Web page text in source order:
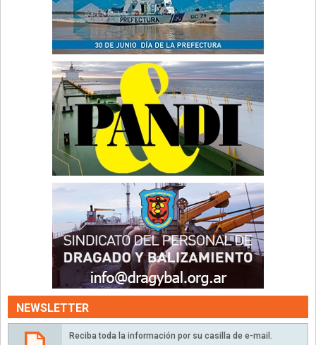
NEWSLETTER
Reciba toda la información por su casilla de e-mail.